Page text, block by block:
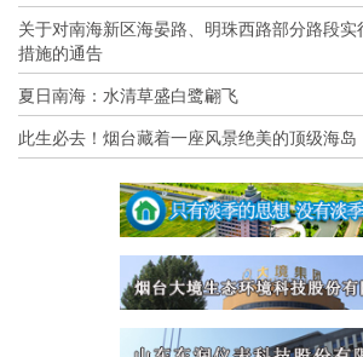
关于对南海新区海晏路、明珠西路部分路段
措施的通告
夏日南海：水清草盛白鹭翩飞
此生必去！烟台藏着一座风景绝美的顶级海岛